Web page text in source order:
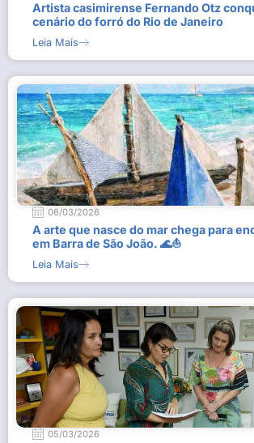
Artista casimirense Fernando Otz
cenário do forró do Rio de Janeiro
Leia Mais
06/03/2026
A arte que nasce do mar chega para
em Barra de São João. 🌊⛵
Leia Mais
05/03/2026